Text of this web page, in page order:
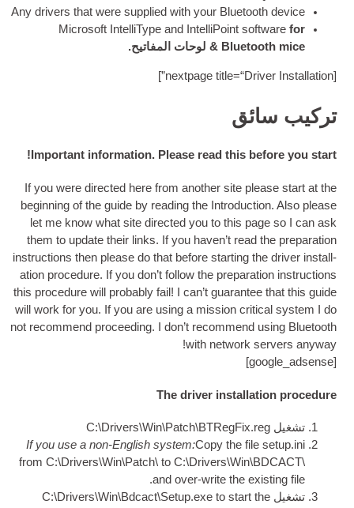
Any drivers that were sup­plied with your
Microsoft Intel­li­Type and Intel­li­Point
& لوحات المفاتيح.
nex­t­page
]
Important information.Please read this
!
If you were dir­ec­ted here from anoth­er site
begin­ning of the guide by read­ing the
let me know what site dir­ec­ted you to this
them to update their links .If you haven’t
instruc­tions then please do that before
a­tion pro­ced­ure.If you don’t fol­low the
this pro­ced­ure will prob­ably fail!I can­’t
will work for you.If you are using a mis­sion
not recom­mend pro­ceed­ing .I don’t
with
!
The driver
If you use a non-Eng­lish sys­tem:Copy the
from C:\Drivers\Win\Patch\ to C:\
and over-write the
.
Drivers\Win\Bdcact\Setup.exe to